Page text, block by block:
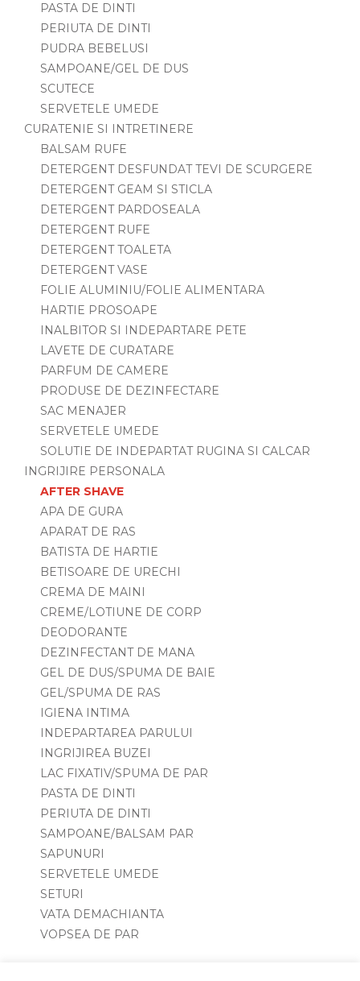
PASTA DE DINTI
PERIUTA DE DINTI
PUDRA BEBELUSI
SAMPOANE/GEL DE DUS
SCUTECE
SERVETELE UMEDE
CURATENIE SI INTRETINERE
BALSAM RUFE
DETERGENT DESFUNDAT TEVI DE SCURGERE
DETERGENT GEAM SI STICLA
DETERGENT PARDOSEALA
DETERGENT RUFE
DETERGENT TOALETA
DETERGENT VASE
FOLIE ALUMINIU/FOLIE ALIMENTARA
HARTIE PROSOAPE
INALBITOR SI INDEPARTARE PETE
LAVETE DE CURATARE
PARFUM DE CAMERE
PRODUSE DE DEZINFECTARE
SAC MENAJER
SERVETELE UMEDE
SOLUTIE DE INDEPARTAT RUGINA SI CALCAR
INGRIJIRE PERSONALA
AFTER SHAVE
APA DE GURA
APARAT DE RAS
BATISTA DE HARTIE
BETISOARE DE URECHI
CREMA DE MAINI
CREME/LOTIUNE DE CORP
DEODORANTE
DEZINFECTANT DE MANA
GEL DE DUS/SPUMA DE BAIE
GEL/SPUMA DE RAS
IGIENA INTIMA
INDEPARTAREA PARULUI
INGRIJIREA BUZEI
LAC FIXATIV/SPUMA DE PAR
PASTA DE DINTI
PERIUTA DE DINTI
SAMPOANE/BALSAM PAR
SAPUNURI
SERVETELE UMEDE
SETURI
VATA DEMACHIANTA
VOPSEA DE PAR